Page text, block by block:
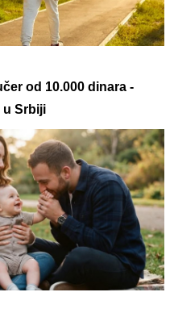
od 10.000 dinara -
u Srbiji